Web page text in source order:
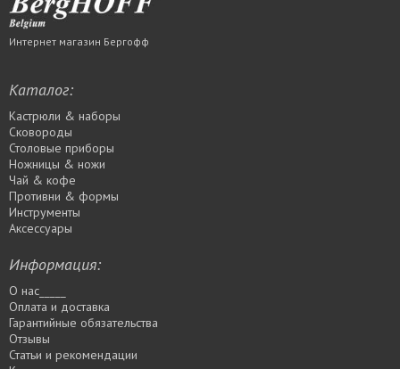
Интернет магазин Бергофф
Каталог:
Кастрюли & наборы
Сковороды
Столовые приборы
Ножницы & ножи
Чай & кофе
Противни & формы
Инструменты
Аксессуары
Информация:
О нас_____
Оплата и доставка
Гарантийные обязательства
Отзывы
Статьи и рекомендации